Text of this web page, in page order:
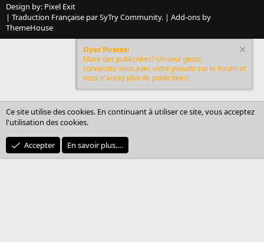
Design by: Pixel Exit
| Traduction Française par SyTry Community. | Add-ons by
ThemeHouse
Oyez Pirates!
Mare des publicitées? Un seul geste,
connectez vous avec votre pseudo sur le forum et
vous n'aurez plus de publicitées!
Ce site utilise des cookies. En continuant à utiliser ce site, vous acceptez
l'utilisation des cookies.
Accepter En savoir plus.…